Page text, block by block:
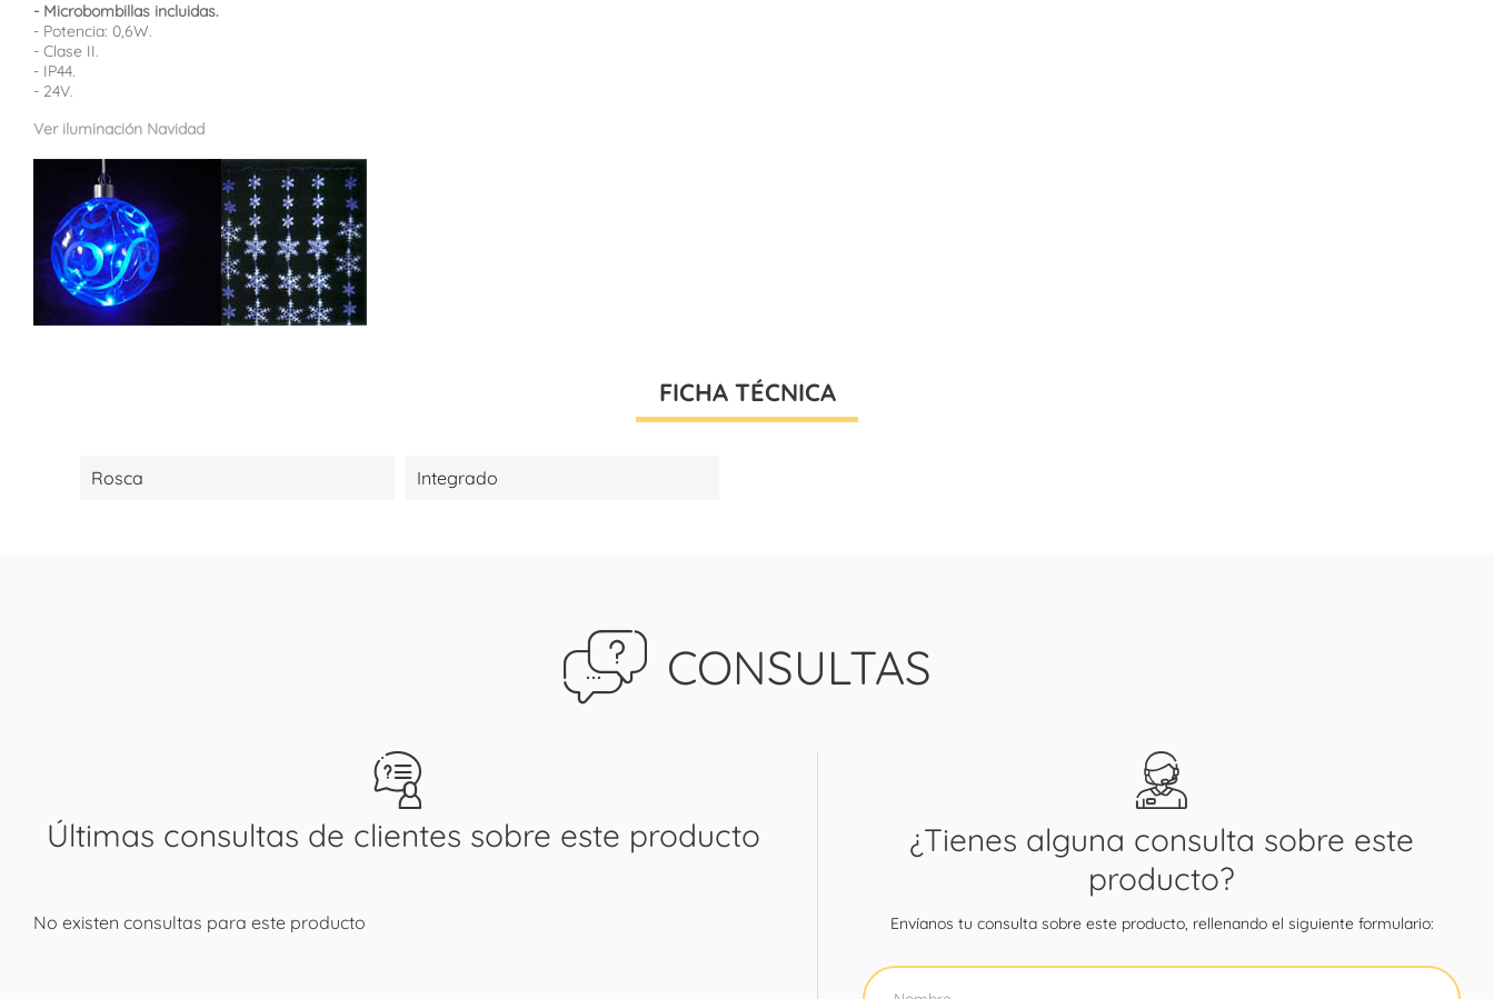
- Microbombillas incluidas.
- Potencia: 0,6W.
- Clase II.
- IP44.
- 24V.
Ver iluminación Navidad
FICHA TÉCNICA
Rosca Integrado
CONSULTAS
Últimas consultas de clientes sobre este producto
No existen consultas para este producto
¿Tienes alguna consulta sobre este
producto?
Envíanos tu consulta sobre este producto, rellenando el siguiente formulario: